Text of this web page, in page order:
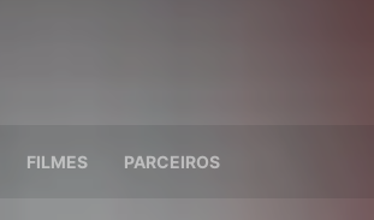
FILMES PARCEIROS